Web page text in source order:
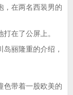
在两名西装男的
在了公屏上。
丽隆重的介绍，
带着一股欧美的